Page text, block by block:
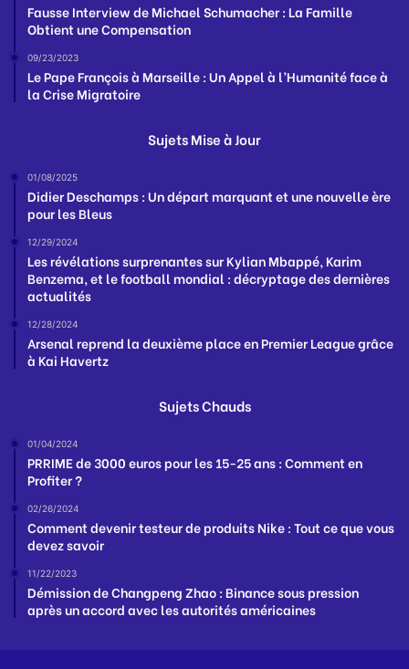
Fausse Interview de Michael Schumacher : La Famille
Obtient une Compensation
09/23/2023
Le Pape François à Marseille : Un Appel à l’Humanité face à
la Crise Migratoire
Sujets Mise à Jour
01/08/2025
Didier Deschamps : Un départ marquant et une nouvelle ère
pour les Bleus
12/29/2024
Les révélations surprenantes sur Kylian Mbappé, Karim
Benzema, et le football mondial : décryptage des dernières
actualités
12/28/2024
Arsenal reprend la deuxième place en Premier League grâce
à Kai Havertz
Sujets Chauds
01/04/2024
PRRIME de 3000 euros pour les 15-25 ans : Comment en
Profiter ?
02/26/2024
Comment devenir testeur de produits Nike : Tout ce que vous
devez savoir
11/22/2023
Démission de Changpeng Zhao : Binance sous pression
après un accord avec les autorités américaines